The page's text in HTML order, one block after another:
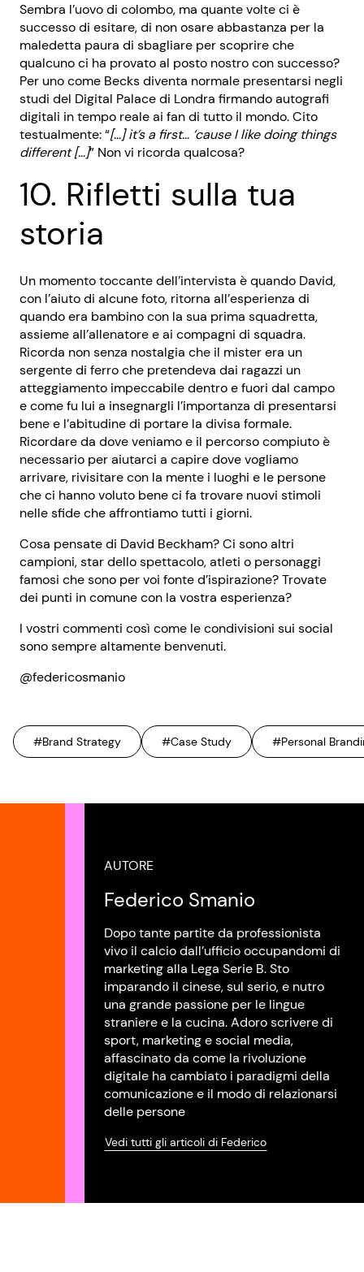
Sembra l’uovo di colombo, ma quante volte ci è
successo di esitare, di non osare abbastanza per la
maledetta paura di sbagliare per scoprire che
qualcuno ci ha provato al posto nostro con successo?
Per uno come Becks diventa normale presentarsi negli
studi del Digital Palace di Londra firmando autografi
digitali in tempo reale ai fan di tutto il mondo. Cito
testualmente: “[…] it’s a first… ‘cause I like doing things
different […]” Non vi ricorda qualcosa?
10. Rifletti sulla tua
storia
Un momento toccante dell’intervista è quando David,
con l’aiuto di alcune foto, ritorna all’esperienza di
quando era bambino con la sua prima squadretta,
assieme all’allenatore e ai compagni di squadra.
Ricorda non senza nostalgia che il mister era un
sergente di ferro che pretendeva dai ragazzi un
atteggiamento impeccabile dentro e fuori dal campo
e come fu lui a insegnargli l’importanza di presentarsi
bene e l’abitudine di portare la divisa formale.
Ricordare da dove veniamo e il percorso compiuto è
necessario per aiutarci a capire dove vogliamo
arrivare, rivisitare con la mente i luoghi e le persone
che ci hanno voluto bene ci fa trovare nuovi stimoli
nelle sfide che affrontiamo tutti i giorni.
Cosa pensate di David Beckham? Ci sono altri
campioni, star dello spettacolo, atleti o personaggi
famosi che sono per voi fonte d’ispirazione? Trovate
dei punti in comune con la vostra esperienza?
I vostri commenti così come le condivisioni sui social
sono sempre altamente benvenuti.
@federicosmanio
#Brand Strategy #Case Study #Personal
AUTORE
Federico Smanio
Dopo tante partite da professionista
vivo il calcio dall’ufficio occupandomi di
marketing alla Lega Serie B. Sto
imparando il cinese, sul serio, e nutro
una grande passione per le lingue
straniere e la cucina. Adoro scrivere di
sport, marketing e social media,
affascinato da come la rivoluzione
digitale ha cambiato i paradigmi della
comunicazione e il modo di relazionarsi
delle persone
Vedi tutti gli articoli di Federico